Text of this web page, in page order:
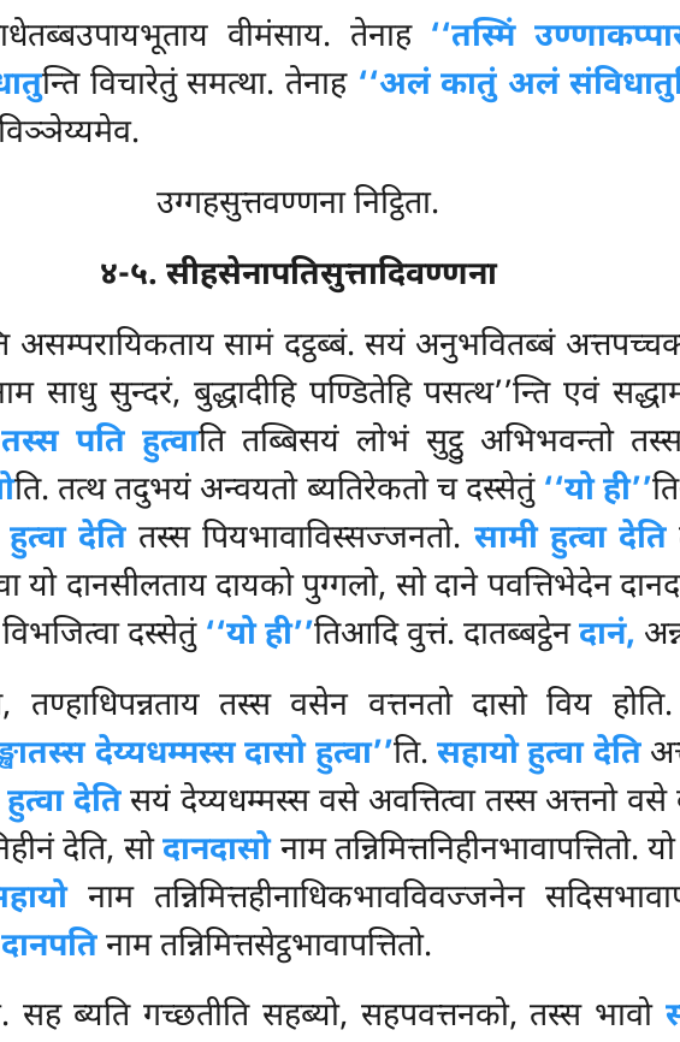
वीमंसाय. तेनाह ‘‘तस्मिं
न्ति विचारेतुं समत्था. तेनाह ‘‘अलं कातुं अलं
उग्गहसुत्तवण्णना निट्ठिता.
४-५. सीहसेनापतिसुत्तादिवण्णना
असम्परायिकताय सामं दट्ठब्बं. सयं अनुभवितब्बं
साधु सुन्दरं, बुद्धादीहि पण्डितेहि पसत्थ’’न्ति एवं
तस्स पति हुत्वाति तब्बिसयं लोभं सुट्ठु अभिभवन्तो
ति. तत्थ तदुभयं अन्वयतो ब्यतिरेकतो च दस्सेतुं ‘‘यो ही’’
देति तस्स पियभावाविस्सज्जनतो. सामी हुत्वा देति
दानसीलताय दायको पुग्गलो, सो दाने पवत्तिभेदेन
दस्सेतुं ‘‘यो ही’’तिआदि वुत्तं. दातब्बट्ठेनदानं,
तण्हाधिपन्नताय तस्स वसेन वत्तनतो दासो विय
देय्यधम्मस्स दासो हुत्वा’’ति. सहायो हुत्वा देति
देतिसयं देय्यधम्मस्स वसे अवत्तित्वा तस्स अत्तनो वसे
देति, सोदानदासोनाम तन्निमित्तनिहीनभावापत्तितो.
नाम तन्निमित्तहीनाधिकभावविवज्जनेन
दानपतिनाम तन्निमित्तसेट्ठभावापत्तितो.
सह ब्यति गच्छतीति सहब्यो, सहपवत्तनको, तस्स भावो